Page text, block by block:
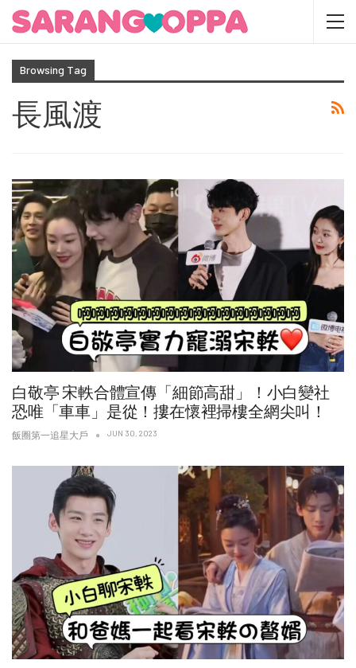
Browsing Tag
長風渡
白敬亭 宋軼合體宣傳「細節高甜」！小白變社
恐唯「車車」是從！摟在懷裡掃樓全網尖叫！
飯圈第一追星大戶 JUN 30, 2023